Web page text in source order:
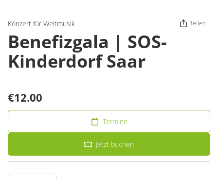
Konzert für Weltmusik Teilen
Benefizgala | SOS-
Kinderdorf Saar
€12.00
Termine
Jetzt buchen